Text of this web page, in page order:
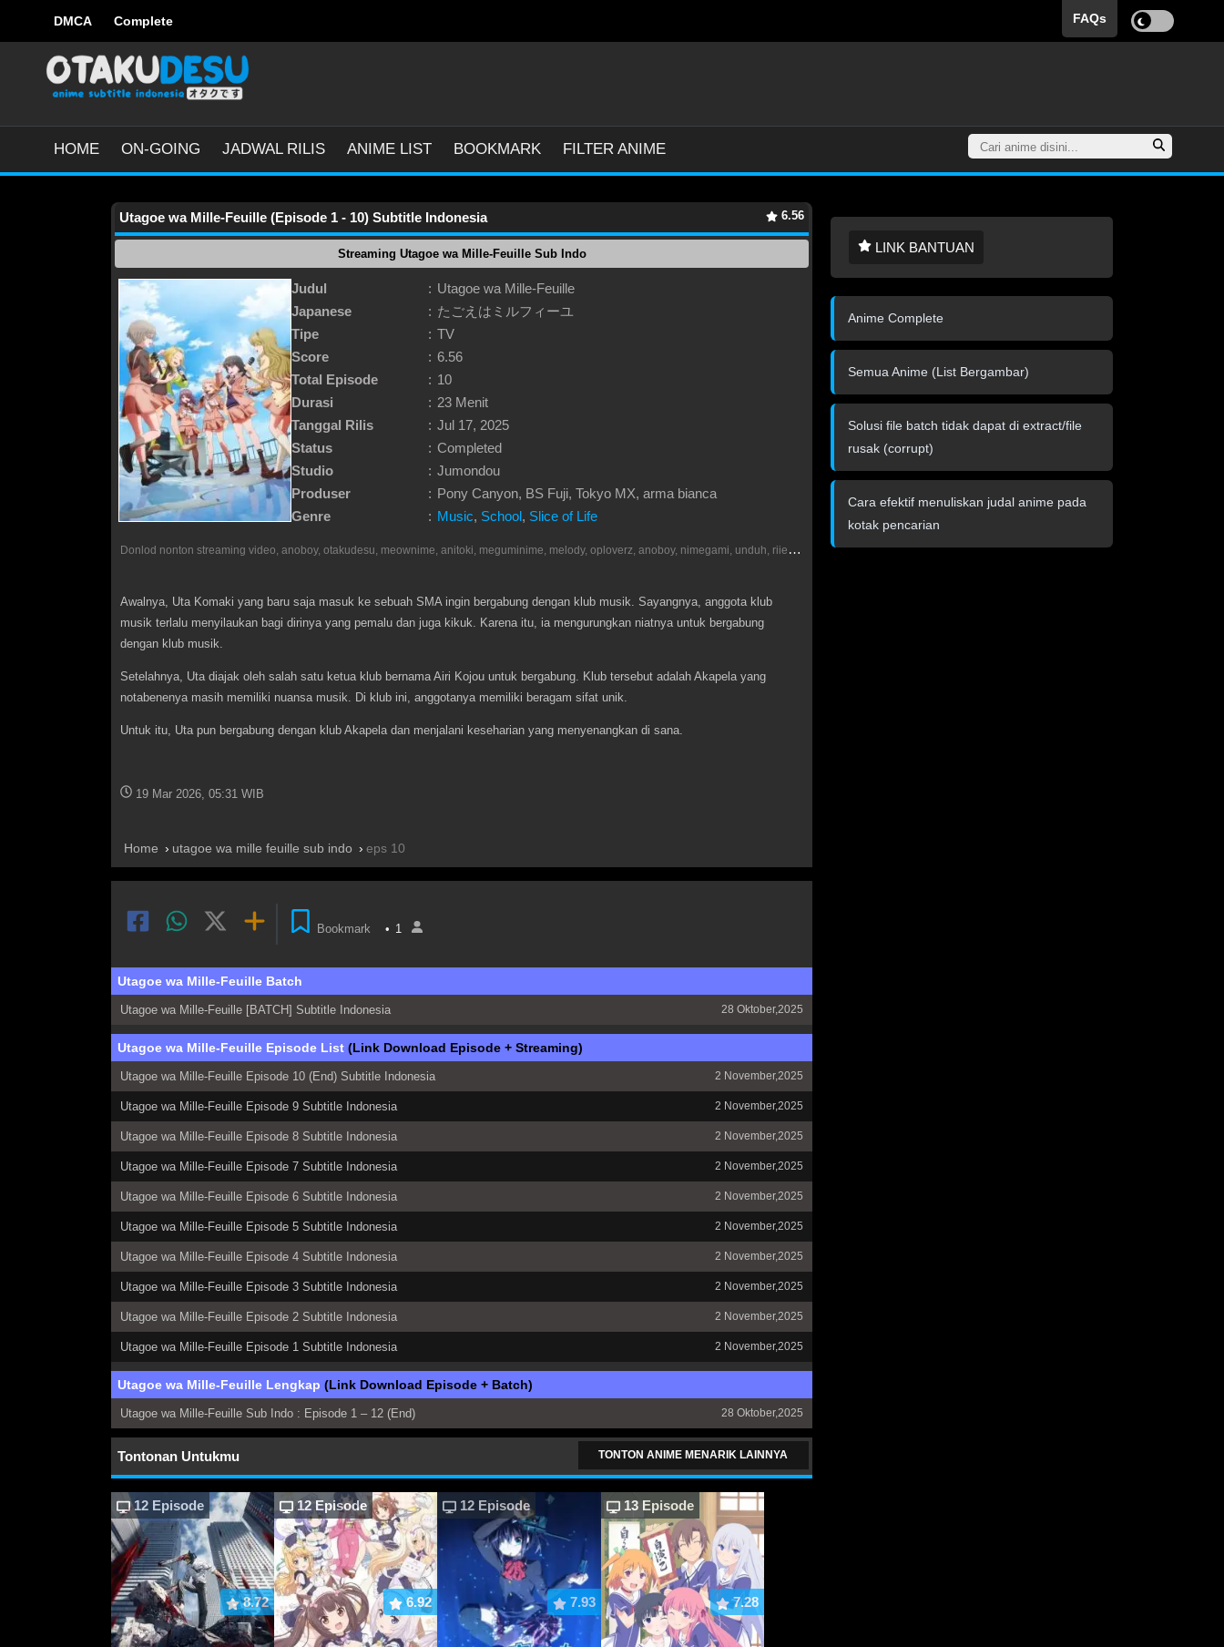
DMCA Complete FAQs
HOME ON-GOING JADWAL RILIS ANIME LIST BOOKMARK FILTER ANIME
Utagoe wa Mille-Feuille (Episode 1 - 10) Subtitle Indonesia 6.56
Streaming Utagoe wa Mille-Feuille Sub Indo
Judul : Utagoe wa Mille-Feuille
Japanese
: たごえはミルフィーユ
Tipe
: TV
Score
: 6.56
Total Episode
: 10
Durasi
: 23 Menit
Tanggal Rilis
: Jul 17, 2025
Status
: Completed
Studio
: Jumondou
Produser
: Pony Canyon, BS Fuji, Tokyo MX, arma bianca
Genre
: Music, School, Slice of Life
D
onlod nonton streaming video, anoboy, otakudesu, meownime, anitoki, meguminime, melody, oploverz, anoboy, nimegami, unduh, riie net, drivenime, myanimelist, MAL, kusonime, neonime, bstation, maxnime, animeindo, Netflix, crunchyroll, neonime, samehadaku, streaming, otakupoi, awsubs, anibatch, anikyojin, nekonime, kurogaze, zippyshare, vidio google drive, Muse Indonesia, iQIYI, Viu, Ani-One Asia, Animenonton, Otaku desu, Mangaku, Anibatch,Vidio, Genflix, Amazon Prime Video, Terlengkap Google Drive 240p, 3GP, Muse Indonesia.
Awalnya, Uta Komaki yang baru saja masuk ke sebuah SMA ingin bergabung dengan klub musik. Sayangnya, anggota klub
musik terlalu menyilaukan bagi dirinya yang pemalu dan juga kikuk. Karena itu, ia mengurungkan niatnya untuk bergabung
dengan klub musik.
Setelahnya, Uta diajak oleh salah satu ketua klub bernama Airi Kojou untuk bergabung. Klub tersebut adalah Akapela yang
notabenenya masih memiliki nuansa musik. Di klub ini, anggotanya memiliki beragam sifat unik.
Untuk itu, Uta pun bergabung dengan klub Akapela dan menjalani keseharian yang menyenangkan di sana.
19 Mar 2026, 05:31 WIB
Home utagoe wa mille feuille sub indo eps 10
Bookmark • 1
Utagoe wa Mille-Feuille Batch
Utagoe wa Mille-Feuille [BATCH] Subtitle Indonesia 28 Oktober,2025
Utagoe wa Mille-Feuille Episode List (Link Download Episode + Streaming)
Utagoe wa Mille-Feuille Episode 10 (End) Subtitle Indonesia 2 November,2025
Utagoe wa Mille-Feuille Episode 9 Subtitle Indonesia 2 November,2025
Utagoe wa Mille-Feuille Episode 8 Subtitle Indonesia 2 November,2025
Utagoe wa Mille-Feuille Episode 7 Subtitle Indonesia 2 November,2025
Utagoe wa Mille-Feuille Episode 6 Subtitle Indonesia 2 November,2025
Utagoe wa Mille-Feuille Episode 5 Subtitle Indonesia 2 November,2025
Utagoe wa Mille-Feuille Episode 4 Subtitle Indonesia 2 November,2025
Utagoe wa Mille-Feuille Episode 3 Subtitle Indonesia 2 November,2025
Utagoe wa Mille-Feuille Episode 2 Subtitle Indonesia 2 November,2025
Utagoe wa Mille-Feuille Episode 1 Subtitle Indonesia 2 November,2025
Utagoe wa Mille-Feuille Lengkap (Link Download Episode + Batch)
Utagoe wa Mille-Feuille Sub Indo : Episode 1 – 12 (End) 28 Oktober,2025
Tontonan Untukmu TONTON ANIME MENARIK LAINNYA
12 Episode
8.72
12 Episode
6.92
12 Episode
7.93
13 Episode
7.28
LINK BANTUAN
Anime Complete
Semua Anime (List Bergambar)
Solusi file batch tidak dapat di extract/file
rusak (corrupt)
Cara efektif menuliskan judal anime pada
kotak pencarian